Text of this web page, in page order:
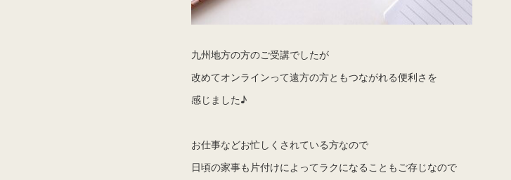
九州地方の方のご受講でしたが
改めてオンラインって遠方の方ともつながれる便利さを
感じました♪
お仕事などお忙しくされている方なので
日頃の家事も片付けによってラクになることもご存じなので